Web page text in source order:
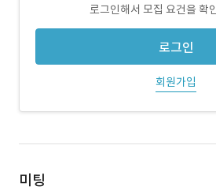
로그인해서 모집 요건을 확
로그인
회원가입
미팅